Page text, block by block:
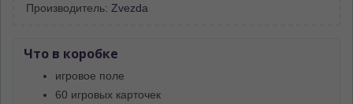
Производитель: Zvezda
Что в коробке
игровое поле
60 игровых карточек